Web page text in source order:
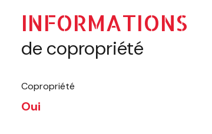
INFORMATIONS
de copropriété
Copropriété
Oui